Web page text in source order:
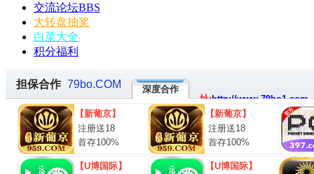
交流论坛BBS
大转盘抽奖
白菜大全
积分福利